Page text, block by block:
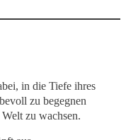
in die Tiefe ihres
zu begegnen
zu wachsen.